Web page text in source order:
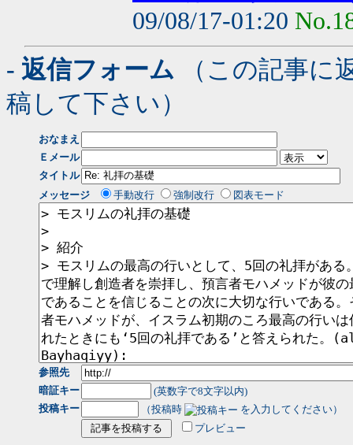
09/08/17-01:20
- 返信フォーム （この記事に
稿して下さい）
おなまえ
Ｅメール
タイトル
メッセージ
手動改行 強制改行 図表モード
参照先
暗証キー
(英数字で8文字以内)
投稿キー
（投稿時
を入力してください）
プレビュー